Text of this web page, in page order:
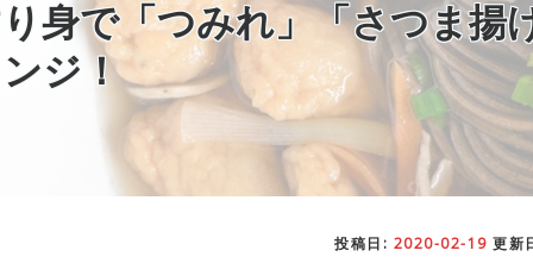
身で「つみれ」「さつま揚
ジ！
投稿日: 2020-02-19 更新